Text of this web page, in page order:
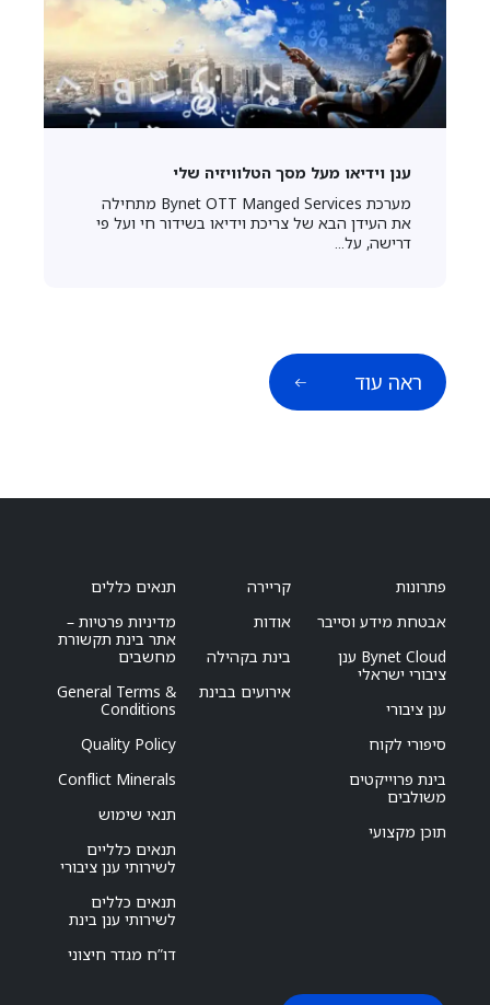
ענן וידיאו מעל מסך הטלוויזיה שלי
מערכת Bynet OTT Manged Services מתחילה
את העידן הבא של צריכת וידיאו בשידור חי ועל פי
דרישה, על...
ראה עוד
פתרונות
אבטחת מידע וסייבר
Bynet Cloud ענן
ציבורי ישראלי
ענן ציבורי
סיפורי לקוח
בינת פרוייקטים
משולבים
תוכן מקצועי
קריירה
אודות
בינת בקהילה
אירועים בבינת
תנאים כללים
מדיניות פרטיות –
אתר בינת תקשורת
מחשבים
General Terms &
Conditions
Quality Policy
Conflict Minerals
תנאי שימוש
תנאים כלליים
לשירותי ענן ציבורי
תנאים כללים
לשירותי ענן בינת
דו”ח מגדר חיצוני